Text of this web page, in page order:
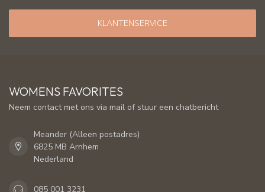
KLANTENSERVICE
WOMENS FAVORITES
Neem contact met ons via mail of stuur een chatbericht
Meander (Alleen postadres)
6825 MB Arnhem
Nederland
085 001 3231